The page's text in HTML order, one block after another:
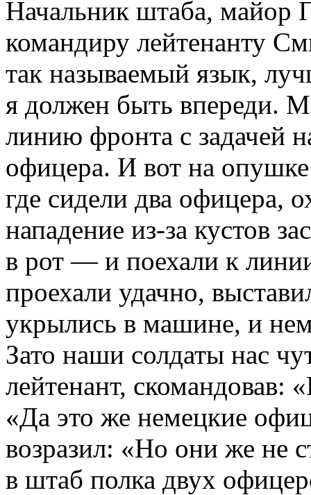
Начальник штаба, майор
командиру лейтенанту
так называемый язык,
я должен быть впереди.
линию фронта с задачей
офицера. И вот на
где сидели два офицера,
нападение из-за кустов
в рот — и поехали к
проехали удачно,
укрылись в машине, и
Зато наши солдаты нас
лейтенант, скомандовав:
«Да это же немецкие
возразил: «Но они же не
в штаб полка двух